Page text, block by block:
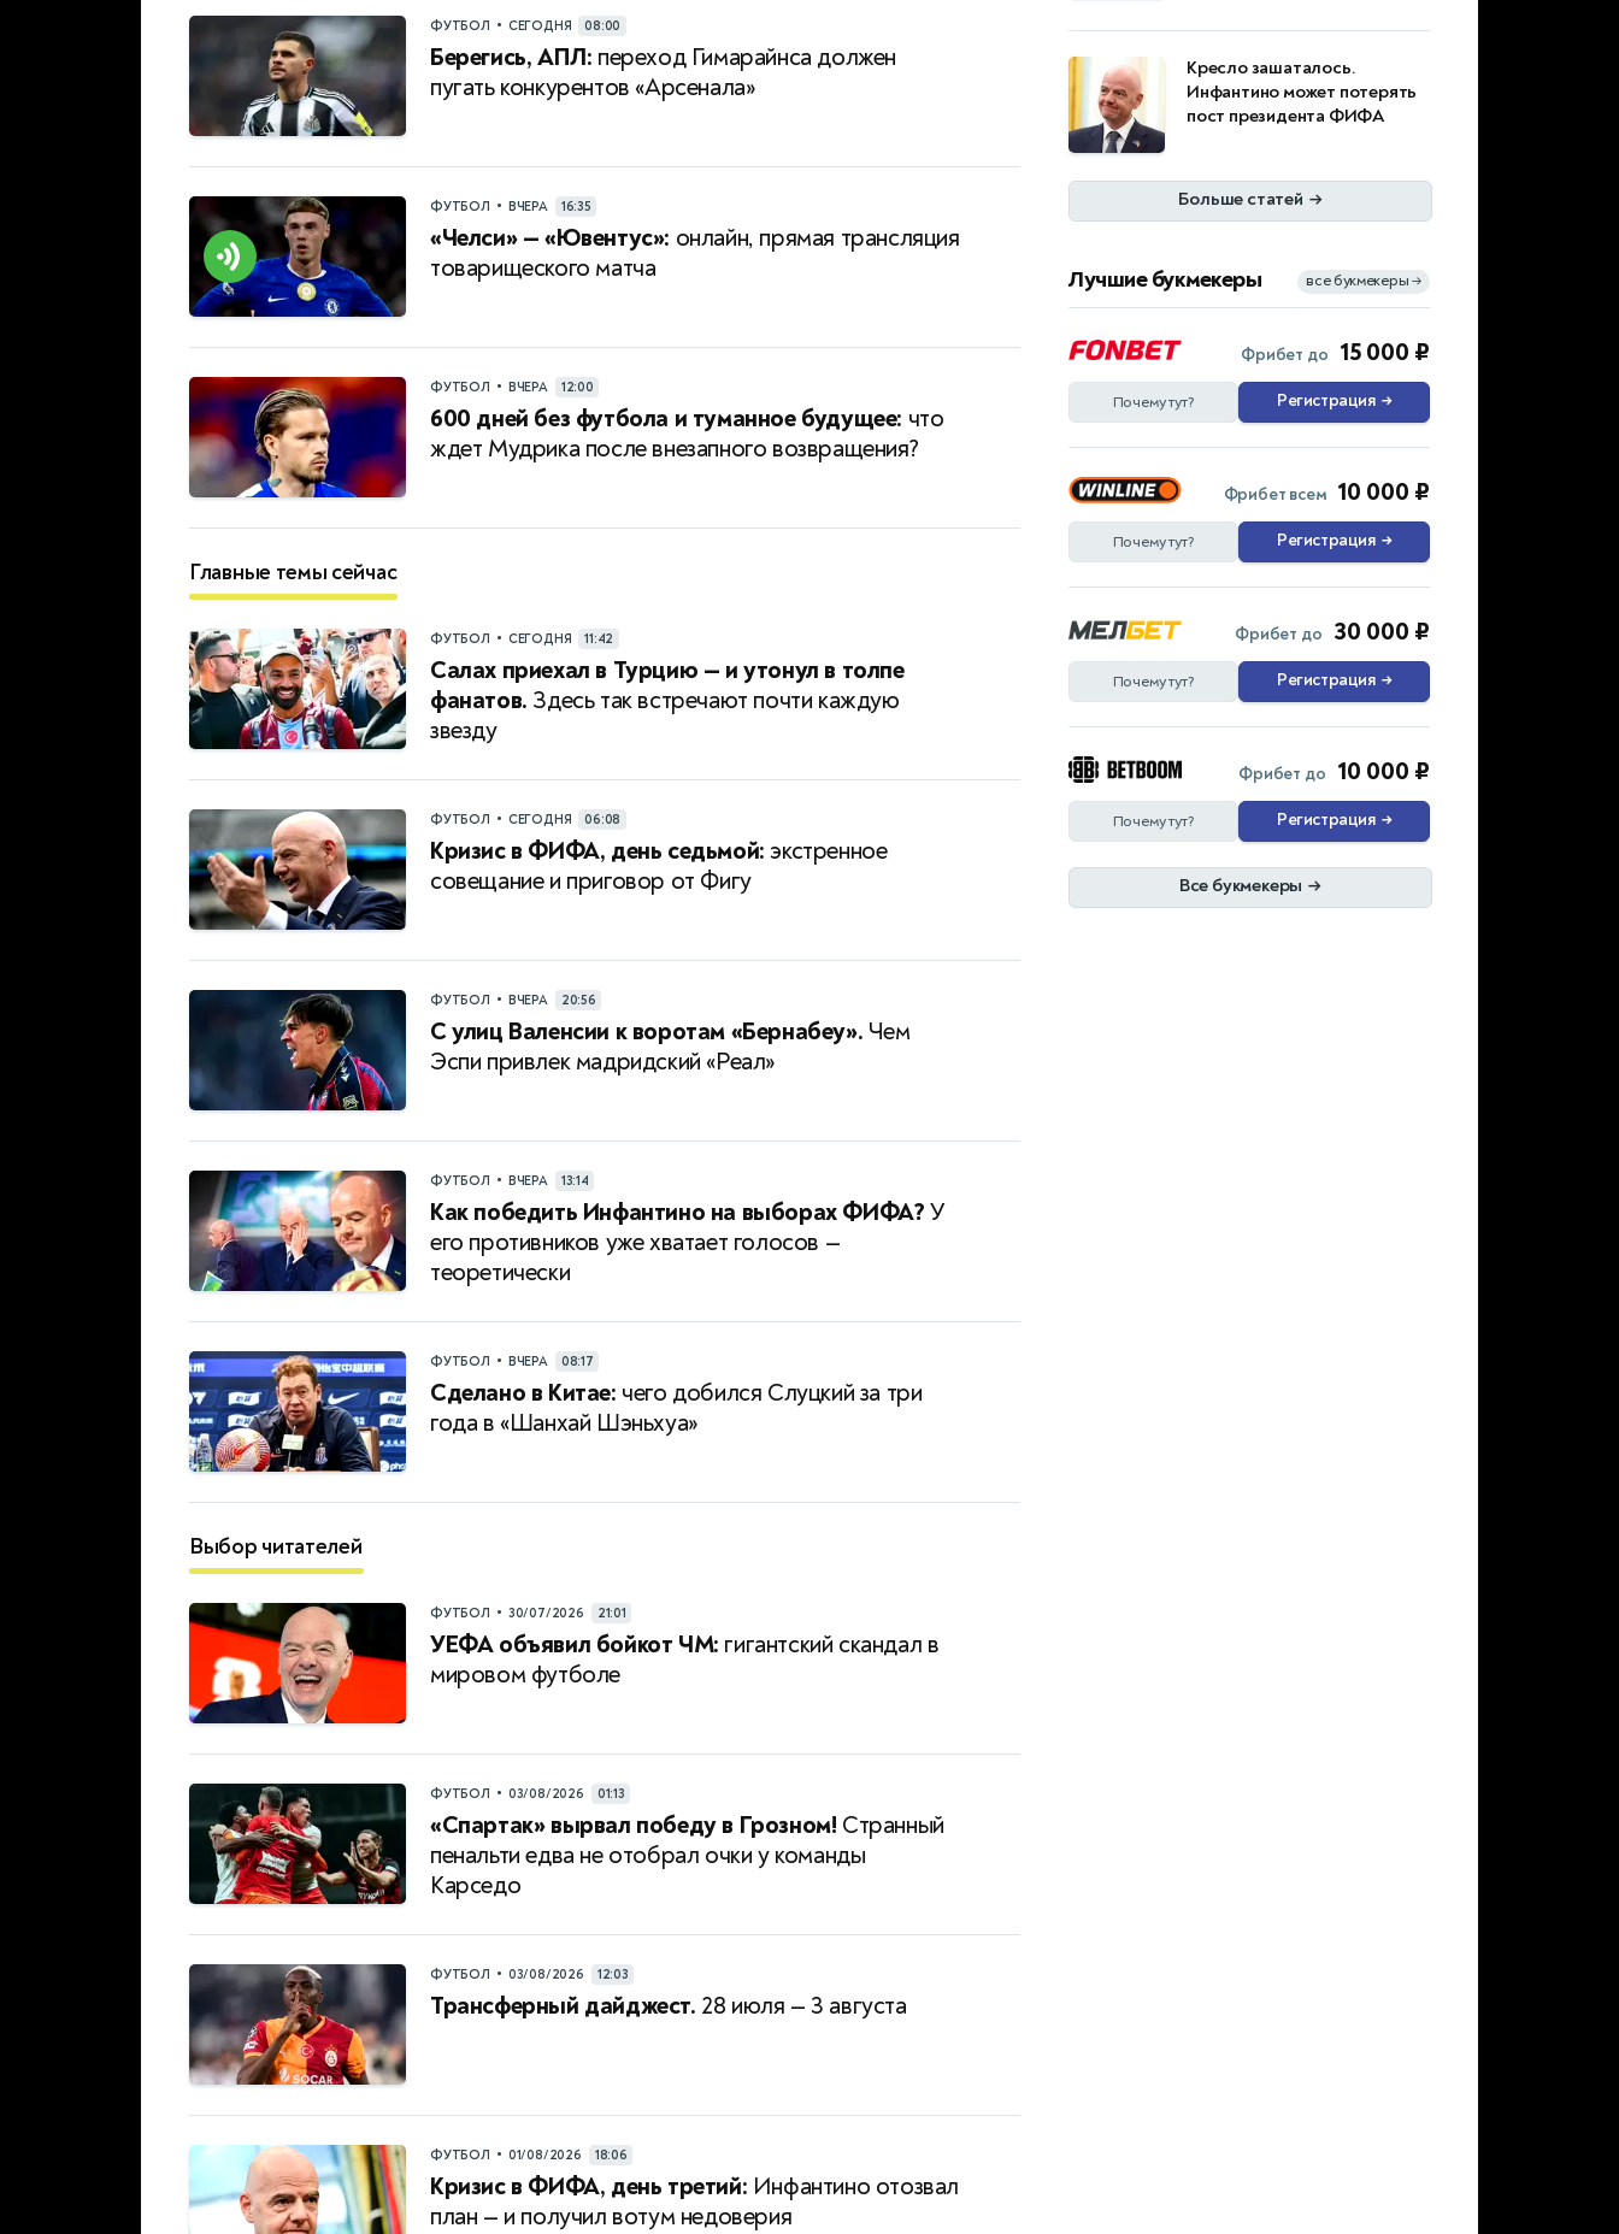
ФУТБОЛ • СЕГОДНЯ 08:00
Берегись, АПЛ: переход Гимарайнса должен
пугать конкурентов «Арсенала»
ФУТБОЛ • ВЧЕРА 16:35
«Челси» — «Ювентус»: онлайн, прямая трансляция
товарищеского матча
ФУТБОЛ • ВЧЕРА 12:00
600 дней без футбола и туманное будущее: что
ждет Мудрика после внезапного возвращения?
Главные темы сейчас
ФУТБОЛ • СЕГОДНЯ 11:42
Салах приехал в Турцию — и утонул в толпе
фанатов. Здесь так встречают почти каждую
звезду
ФУТБОЛ • СЕГОДНЯ 06:08
Кризис в ФИФА, день седьмой: экстренное
совещание и приговор от Фигу
ФУТБОЛ • ВЧЕРА 20:56
С улиц Валенсии к воротам «Бернабеу». Чем
Эспи привлек мадридский «Реал»
ФУТБОЛ • ВЧЕРА 13:14
Как победить Инфантино на выборах ФИФА? У
его противников уже хватает голосов —
теоретически
ФУТБОЛ • ВЧЕРА 08:17
Сделано в Китае: чего добился Слуцкий за три
года в «Шанхай Шэньхуа»
Выбор читателей
ФУТБОЛ • 30/07/2026 21:01
УЕФА объявил бойкот ЧМ: гигантский скандал в
мировом футболе
ФУТБОЛ • 03/08/2026 01:13
«Спартак» вырвал победу в Грозном! Странный
пенальти едва не отобрал очки у команды
Карседо
ФУТБОЛ • 03/08/2026 12:03
Трансферный дайджест. 28 июля — 3 августа
ФУТБОЛ • 01/08/2026 18:06
Кризис в ФИФА, день третий: Инфантино отозвал
план — и получил вотум недоверия
Кресло зашаталось.
Инфантино может потерять
пост президента ФИФА
Больше статей →
Лучшие букмекеры все букмекеры →
Фрибет до 15 000 ₽
Почему тут? Регистрация →
Фрибет всем 10 000 ₽
Почему тут? Регистрация →
Фрибет до 30 000 ₽
Почему тут? Регистрация →
Фрибет до 10 000 ₽
Почему тут? Регистрация →
Все букмекеры →